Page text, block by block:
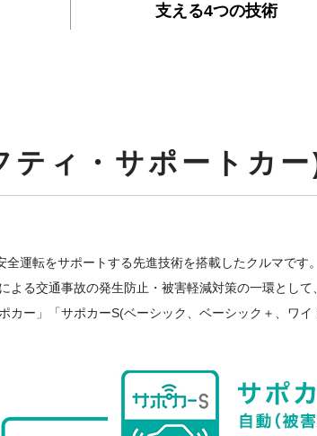
支える4つの技術
ティ・サポートカ
運転をサポートする先進技術を搭載したクルマです。
よる交通事故の発生防止・被害軽減対策の一環として
カー」「サポカーS(ベーシック、ベーシック＋、ワイ